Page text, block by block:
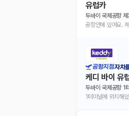
유럽카
두바이 국제공항
공항안에 있어요.
공항지점자차
케디 바이 유
두바이 국제공항 1
1터미널에 위치해